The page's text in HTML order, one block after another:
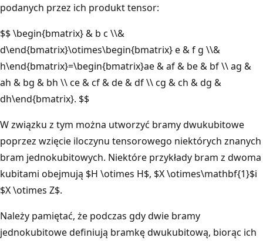
podanych przez ich produkt tensor:
$$ \begin{bmatrix} & b c \\&
d\end{bmatrix}\otimes\begin{bmatrix} e & f g \\&
h\end{bmatrix}=\begin{bmatrix}ae & af & be & bf \\ ag &
ah & bg & bh \\ ce & cf & de & df \\ cg & ch & dg &
dh\end{bmatrix}. $$
W związku z tym można utworzyć bramy dwukubitowe
poprzez wzięcie iloczynu tensorowego niektórych znanych
bram jednokubitowych. Niektóre przykłady bram z dwoma
kubitami obejmują $H \otimes H$, $X \otimes\mathbf{1}$i
$X \otimes Z$.
Należy pamiętać, że podczas gdy dwie bramy
jednokubitowe definiują bramkę dwukubitową, biorąc ich